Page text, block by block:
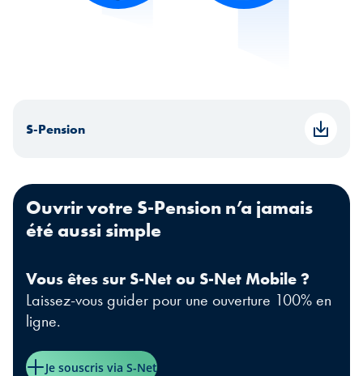
S-Pension
Ouvrir votre S-Pension n’a jamais
été aussi simple
Vous êtes sur S-Net ou S-Net Mobile ?
Laissez-vous guider pour une ouverture 100% en
ligne.
Je souscris via S-Net